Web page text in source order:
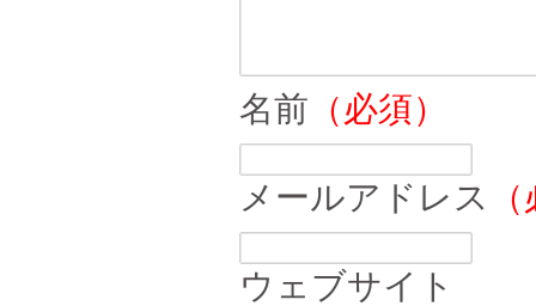
名前 （必須）
メールアドレス
ウェブサイト